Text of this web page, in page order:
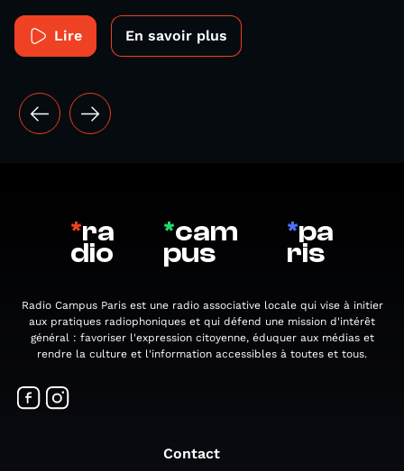
Lire En savoir plus
*ra
dio
*cam
pus
*pa
ris
Radio Campus Paris est une radio associative locale qui vise à initier
aux pratiques radiophoniques et qui défend une mission d'intérêt
général : favoriser l'expression citoyenne, éduquer aux médias et
rendre la culture et l'information accessibles à toutes et tous.
Contact